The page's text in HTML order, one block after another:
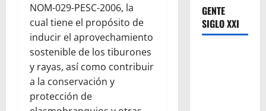
NOM-029-PESC-2006, la
cual tiene el propósito de
inducir el aprovechamiento
sostenible de los tiburones
y rayas, así como contribuir
a la conservación y
protección de
GENTE
SIGLO XXI